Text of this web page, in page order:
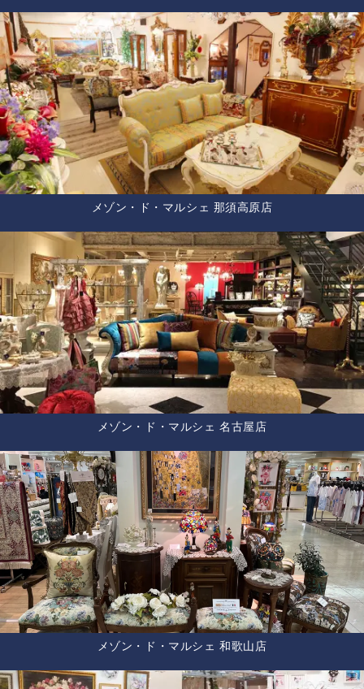
メゾン・ド・マルシェ 那須高原店
メゾン・ド・マルシェ 名古屋店
メゾン・ド・マルシェ 和歌山店